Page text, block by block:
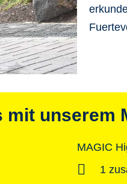
unserem
MAGIC
1